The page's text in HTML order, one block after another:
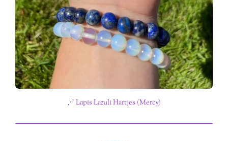
⋰ Lapis Lazuli Hartjes (Mercy)